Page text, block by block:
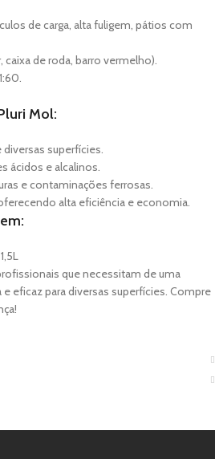
de carga, alta fuligem, pátios com
caixa de roda, barro vermelho).
Mol:
superfícies.
ácidos e alcalinos.
e contaminações ferrosas.
alta eficiência e economia.
que necessitam de uma
eficaz para diversas superfícies. Compre